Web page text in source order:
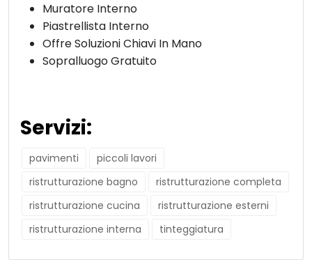
Muratore Interno
Piastrellista Interno
Offre Soluzioni Chiavi In Mano
Sopralluogo Gratuito
Servizi:
pavimenti
piccoli lavori
ristrutturazione bagno
ristrutturazione completa
ristrutturazione cucina
ristrutturazione esterni
ristrutturazione interna
tinteggiatura